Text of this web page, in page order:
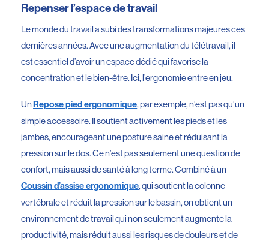
Repenser l’espace de travail
Le monde du travail a subi des transformations majeures ces
dernières années. Avec une augmentation du télétravail, il
est essentiel d’avoir un espace dédié qui favorise la
concentration et le bien-être. Ici, l’ergonomie entre en jeu.
UnRepose pied ergonomique, par exemple, n’est pas qu’un
simple accessoire. Il soutient activement les pieds et les
jambes, encourageant une posture saine et réduisant la
pression sur le dos. Ce n’est pas seulement une question de
confort, mais aussi de santé à long terme. Combiné à un
Coussin d’assise ergonomique, qui soutient la colonne
vertébrale et réduit la pression sur le bassin, on obtient un
environnement de travail qui non seulement augmente la
productivité, mais réduit aussi les risques de douleurs et de